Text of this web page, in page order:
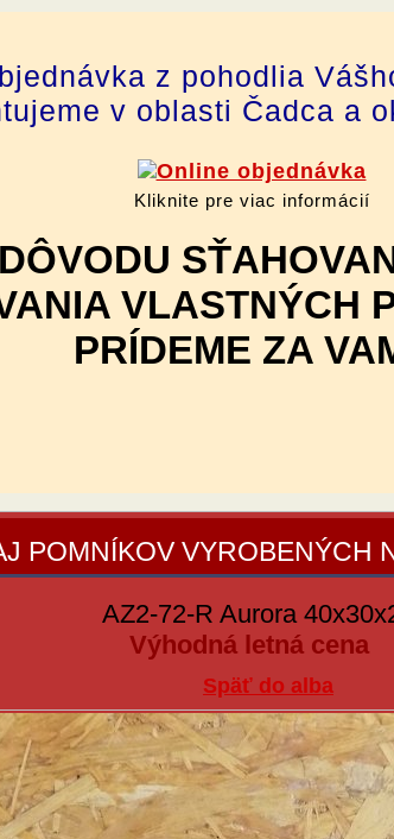
z pohodlia
v oblasti Čadca a
Kliknite pre viac informácií
VLASTNÝCH
PRÍDEME ZA
POMNÍKOV VYROBENÝCH
AZ2-72-R Aurora
Výhodná letná cena
Späť do alba